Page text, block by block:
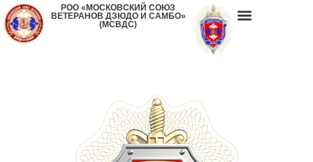
РОО «МОСКОВСКИЙ СОЮЗ
ВЕТЕРАНОВ ДЗЮДО И САМБО»
(МСВДС)